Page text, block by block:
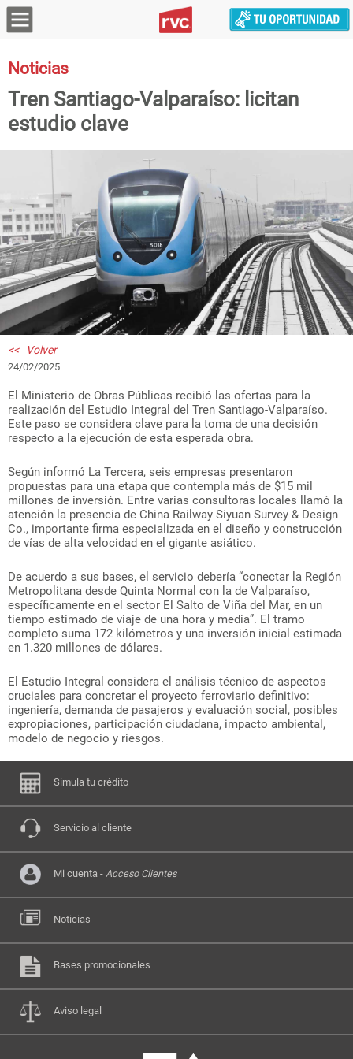
Noticias
Tren Santiago-Valparaíso: licitan
estudio clave
<< Volver
24/02/2025
El Ministerio de Obras Públicas recibió las ofertas para la
realización del Estudio Integral del Tren Santiago-Valparaíso.
Este paso se considera clave para la toma de una decisión
respecto a la ejecución de esta esperada obra.
Según informó La Tercera, seis empresas presentaron
propuestas para una etapa que contempla más de $15 mil
millones de inversión. Entre varias consultoras locales llamó la
atención la presencia de China Railway Siyuan Survey & Design
Co., importante firma especializada en el diseño y construcción
de vías de alta velocidad en el gigante asiático.
De acuerdo a sus bases, el servicio debería “conectar la Región
Metropolitana desde Quinta Normal con la de Valparaíso,
específicamente en el sector El Salto de Viña del Mar, en un
tiempo estimado de viaje de una hora y media”. El tramo
completo suma 172 kilómetros y una inversión inicial estimada
en 1.320 millones de dólares.
El Estudio Integral considera el análisis técnico de aspectos
cruciales para concretar el proyecto ferroviario definitivo:
ingeniería, demanda de pasajeros y evaluación social, posibles
expropiaciones, participación ciudadana, impacto ambiental,
modelo de negocio y riesgos.
Simula tu crédito
Servicio al cliente
Mi cuenta - Acceso Clientes
Noticias
Bases promocionales
Aviso legal